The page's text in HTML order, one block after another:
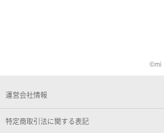
©️mi
運営会社情報
特定商取引法に関する表記